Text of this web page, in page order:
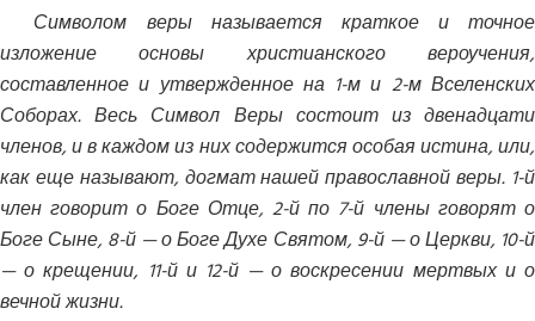
Символом веры называется краткое и точное
изложение основы христианского вероучения,
составленное и утвержденное на 1-м и 2-м Вселенских
Соборах. Весь Символ Веры состоит из двенадцати
членов, и в каждом из них содержится особая истина, или,
как еще называют, догмат нашей православной веры. 1-й
член говорит о Боге Отце, 2-й по 7-й члены говорят о
Боге Сыне, 8-й — о Боге Духе Святом, 9-й — о Церкви, 10-й
— о крещении, 11-й и 12-й — о воскресении мертвых и о
вечной жизни.